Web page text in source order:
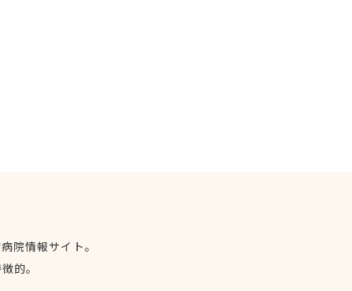
院情報サイト。
的。